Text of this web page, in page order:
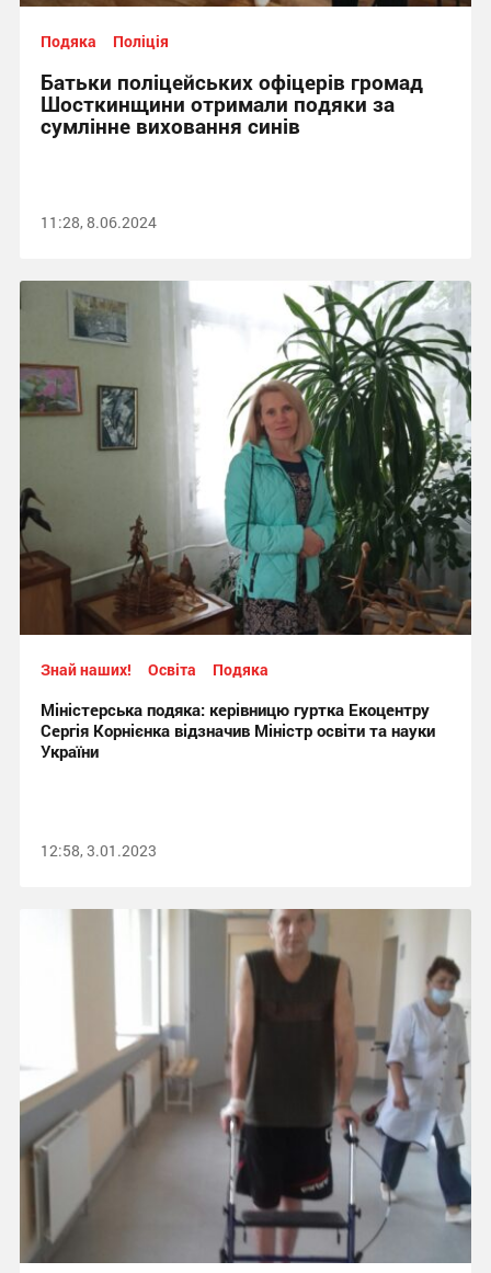
Подяка Поліція
Батьки поліцейських офіцерів громад
Шосткинщини отримали подяки за
сумлінне виховання синів
11:28, 8.06.2024
Знай наших! Освіта Подяка
Міністерська подяка: керівницю гуртка Екоцентру
Сергія Корнієнка відзначив Міністр освіти та науки
України
12:58, 3.01.2023